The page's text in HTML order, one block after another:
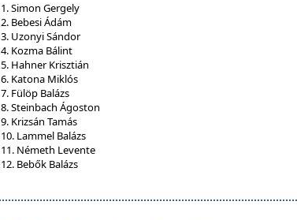
1. Simon Gergely
2. Bebesi Ádám
3. Uzonyi Sándor
4. Kozma Bálint
5. Hahner Krisztián
6. Katona Miklós
7. Fülöp Balázs
8. Steinbach Ágoston
9. Krizsán Tamás
10. Lammel Balázs
11. Németh Levente
12. Bebők Balázs